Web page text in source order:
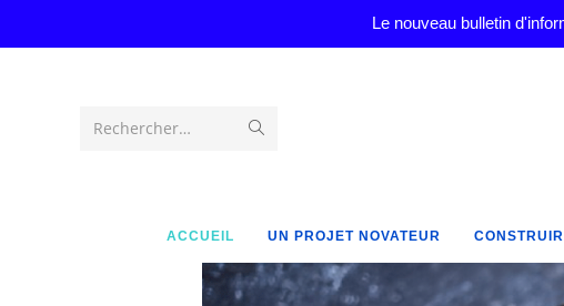
Le nouveau bulletin
Rechercher…
ACCUEIL UN PROJET NOVATEUR